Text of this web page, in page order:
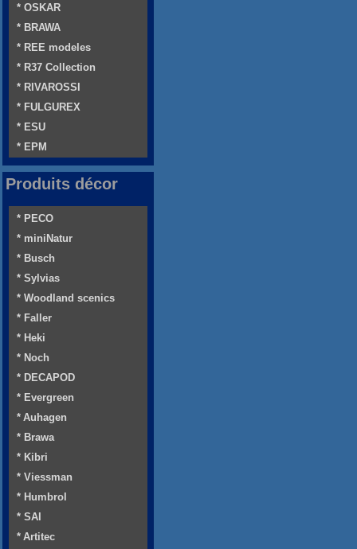
* OSKAR
* BRAWA
* REE modeles
* R37 Collection
* RIVAROSSI
* FULGUREX
* ESU
* EPM
Produits décor
* PECO
* miniNatur
* Busch
* Sylvias
* Woodland scenics
* Faller
* Heki
* Noch
* DECAPOD
* Evergreen
* Auhagen
* Brawa
* Kibri
* Viessman
* Humbrol
* SAI
* Artitec